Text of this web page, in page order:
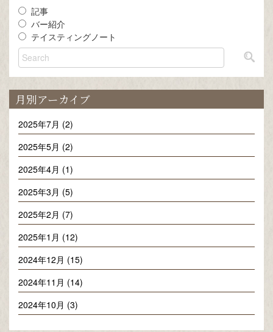
記事
バー紹介
テイスティングノート
月別アーカイブ
2025年7月 (2)
2025年5月 (2)
2025年4月 (1)
2025年3月 (5)
2025年2月 (7)
2025年1月 (12)
2024年12月 (15)
2024年11月 (14)
2024年10月 (3)